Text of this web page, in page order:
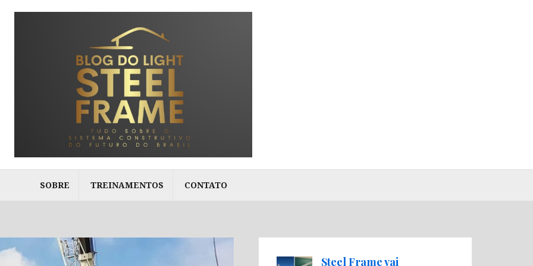
SOBRE TREINAMENTOS CONTATO
Steel Frame vai